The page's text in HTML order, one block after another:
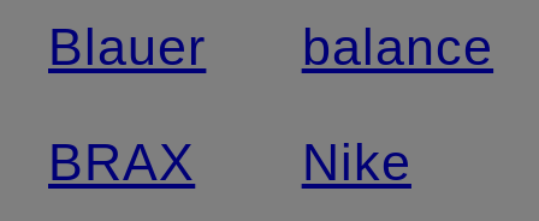
Blauer
BRAX
balance
Nike